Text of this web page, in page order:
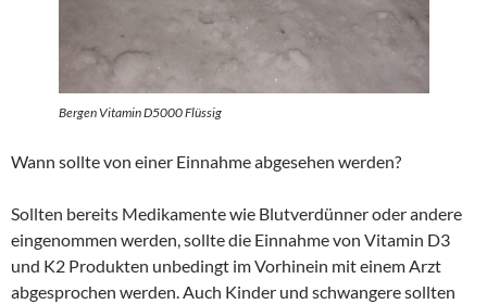
Bergen Vitamin D5000 Flüssig
Wann sollte von einer Einnahme abgesehen werden?
Sollten bereits Medikamente wie Blutverdünner oder andere
eingenommen werden, sollte die Einnahme von Vitamin D3
und K2 Produkten unbedingt im Vorhinein mit einem Arzt
abgesprochen werden. Auch Kinder und schwangere sollten